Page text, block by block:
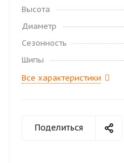
Высота
Диаметр
Сезонность
Шипы
Все характеристики
Поделиться